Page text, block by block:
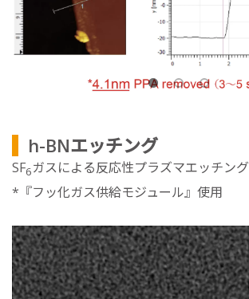
h-BNエッチング
SF6ガスによる反応性プラズマエッチング
*『フッ化ガス供給モジュール』使用